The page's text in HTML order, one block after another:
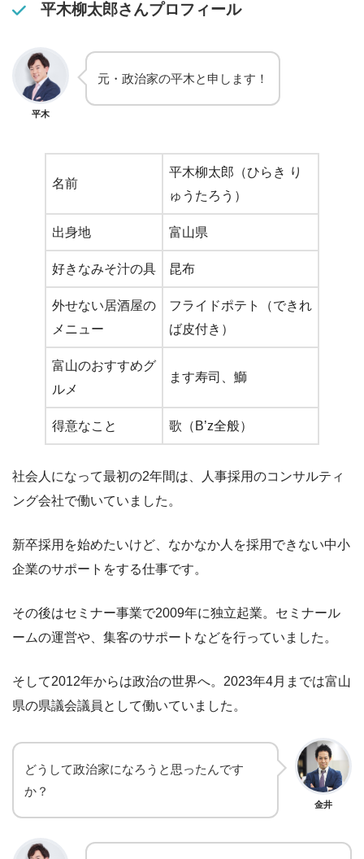
平木柳太郎さんプロフィール
平木
元・政治家の平木と申します！
名前
平木柳太郎（ひらき り
ゅうたろう）
出身地 富山県
好きなみそ汁の具 昆布
外せない居酒屋の
メニュー
フライドポテト（できれ
ば皮付き）
富山のおすすめグ
ルメ
ます寿司、鰤
得意なこと 歌（B’z全般）
社会人になって最初の2年間は、人事採用のコンサルティ
ング会社で働いていました。
新卒採用を始めたいけど、なかなか人を採用できない中小
企業のサポートをする仕事です。
その後はセミナー事業で2009年に独立起業。セミナール
ームの運営や、集客のサポートなどを行っていました。
そして2012年からは政治の世界へ。2023年4月までは富山
県の県議会議員として働いていました。
金井
どうして政治家になろうと思ったんです
か？